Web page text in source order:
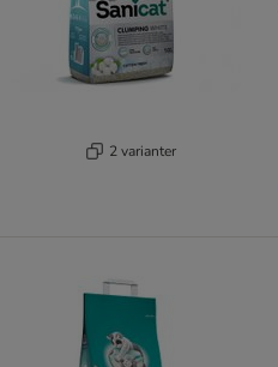
2 varianter